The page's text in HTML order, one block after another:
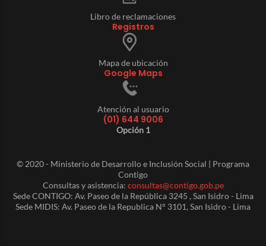
Libro de reclamaciones
Registros
Mapa de ubicación
Google Maps
Atención al usuario
(01) 644 9006
Opción 1
© 2020 - Ministerio de Desarrollo e Inclusión Social | Programa
Contigo
Consultas y asistencia: consultas@contigo.gob.pe
Sede CONTIGO: Av. Paseo de la República 3245 , San Isidro - Lima
Sede MIDIS: Av. Paseo de la Republica N° 3101, San Isidro - Lima